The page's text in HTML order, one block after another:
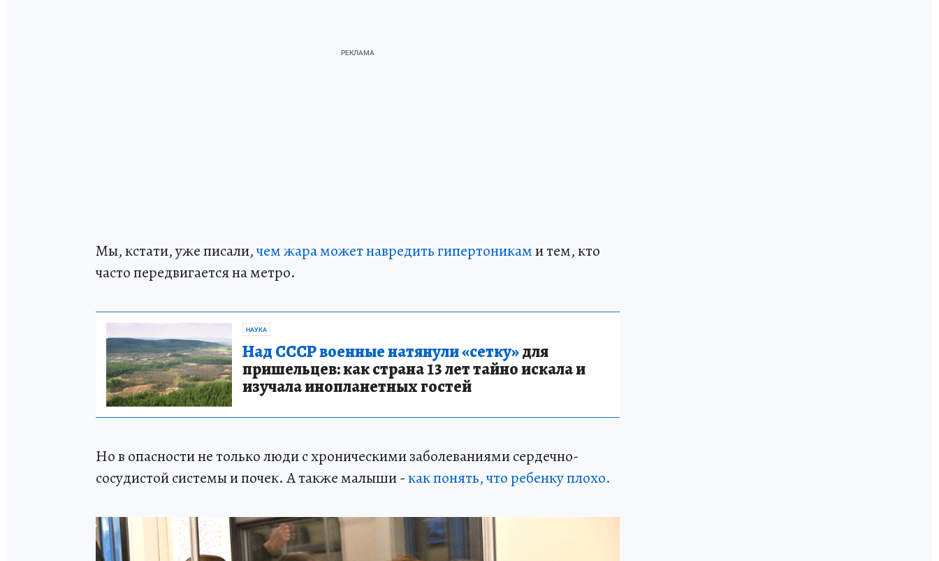
Мы, кстати, уже писали,чем жара может навредить гипертониками тем, кто
часто передвигается на метро.
НАУКА
Над СССР военные натянули «сетку»для
пришельцев: как страна 13 лет тайно искала и
изучала инопланетных гостей
Но в опасности не только люди с хроническими заболеваниями сердечно-
сосудистой системы и почек. А также малыши -как понять, что ребенку плохо.